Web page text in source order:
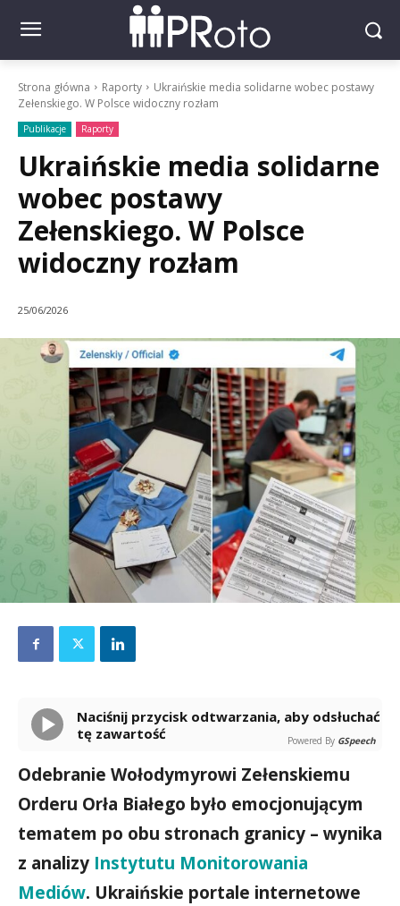
Strona główna Raporty
Ukraińskie media solidarne wobec postawy
Zełenskiego. W Polsce widoczny rozłam
Publikacje Raporty
Ukraińskie media solidarne
wobec postawy
Zełenskiego. W Polsce
widoczny rozłam
25/06/2026
Naciśnij przycisk odtwarzania, aby odsłuchać
tę zawartość
Powered By GSpeech
Odebranie Wołodymyrowi Zełenskiemu
Orderu Orła Białego było emocjonującym
tematem po obu stronach granicy – wynika
z analizy Instytutu Monitorowania
Mediów. Ukraińskie portale internetowe